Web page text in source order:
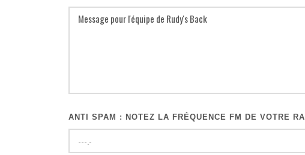
ANTI SPAM : NOTEZ LA FRÉQUENCE FM DE VOTRE